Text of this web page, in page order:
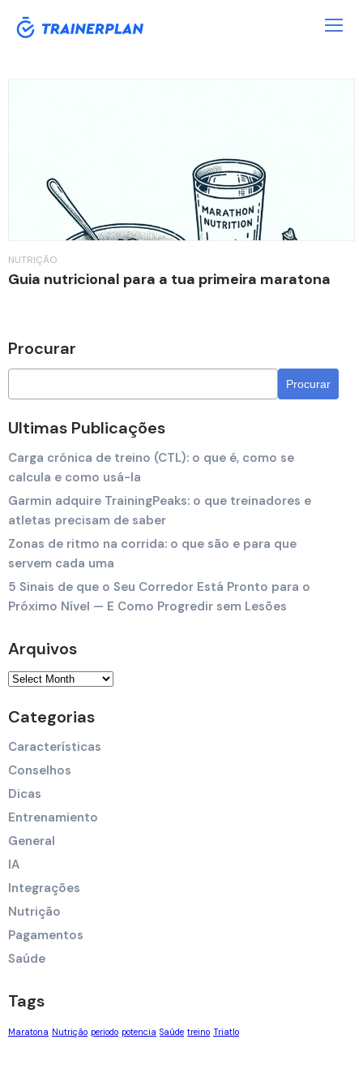
NUTRIÇÃO
Guia nutricional para a tua primeira maratona
Procurar
Ultimas Publicações
Carga crónica de treino (CTL): o que é, como se
calcula e como usá-la
Garmin adquire TrainingPeaks: o que treinadores e
atletas precisam de saber
Zonas de ritmo na corrida: o que são e para que
servem cada uma
5 Sinais de que o Seu Corredor Está Pronto para o
Próximo Nível — E Como Progredir sem Lesões
Arquivos
Categorias
Características
Conselhos
Dicas
Entrenamiento
General
IA
Integrações
Nutrição
Pagamentos
Saúde
Tags
Maratona Nutrição periodo potencia Saúde treino Triatlo